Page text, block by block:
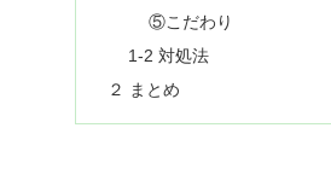
⑤こだわり
1-2 対処法
２ まとめ